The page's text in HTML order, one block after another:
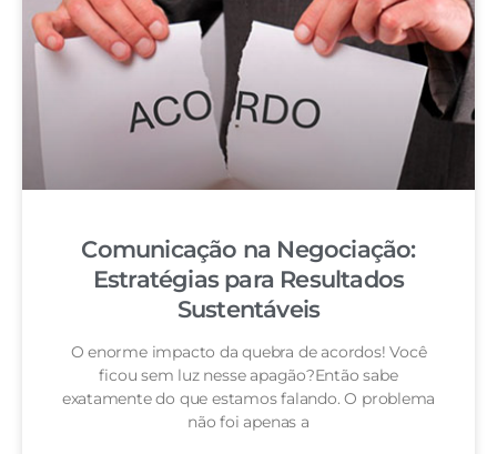
Comunicação na Negociação:
Estratégias para Resultados
Sustentáveis
O enorme impacto da quebra de acordos! Você
ficou sem luz nesse apagão?Então sabe
exatamente do que estamos falando. O problema
não foi apenas a